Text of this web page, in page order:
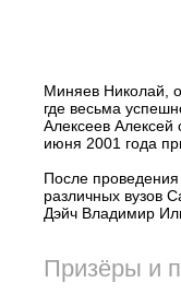
Миняев Николай,
где весьма
Алексеев Алексей
июня 2001 года
После проведения
различных вузов
Дэйч Владимир
Призёры и